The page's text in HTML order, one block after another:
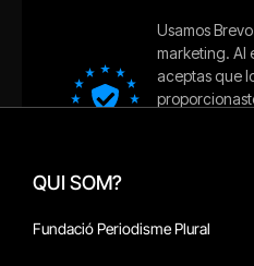
QUI SOM?
Fundació Periodisme Plural